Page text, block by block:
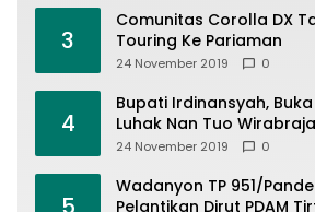
3
Comunitas Corolla DX
Touring Ke Pariaman
24 November 2019 0
4
Bupati Irdinansyah,
Luhak Nan Tuo
Offroad 2019
24 November 2019 0
Wadanyon TP 951/
Pelantikan Dirut PDAM